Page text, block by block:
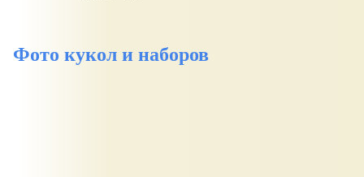
Фото кукол и наборов